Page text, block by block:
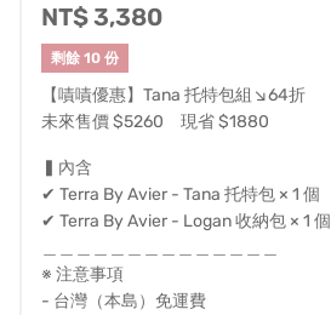
擇，隨心換色，搭出不同的風格。
NT$ 3,380
剩餘 10 份
【嘖嘖優惠】Tana 托特包組↘64折
未來售價 $5260 現省 $1880
▍內含
✔ Terra By Avier - Tana 托特包 × 1 個
✔ Terra By Avier - Logan 收納包 × 1 個
※ 注意事項
- 台灣（本島）免運費